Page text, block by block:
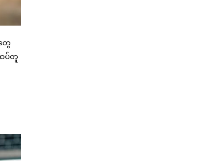
ေ
ပ်တူ